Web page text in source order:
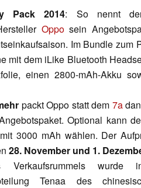
Pack 2014: So nennt
Opposein
Im Bundle zum
mit dem iLike Bluetooth
einen 2800-mAh-Akku
packt Oppo statt dem 7a
Optional kann
3000 mAh wählen. Der
28. November und 1.
Verkaufsrummels
Tenaa des